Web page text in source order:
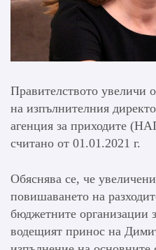
Правителството увеличи
на изпълнителния
агенция за приходите
считано от 01.01.2021 г.
Обяснява се, че
повишаването на
бюджетните организации
водещият принос на